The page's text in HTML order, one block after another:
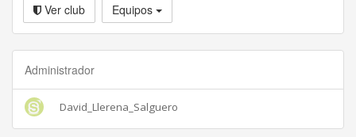
Ver club Equipos
Administrador
David_Llerena_Salguero